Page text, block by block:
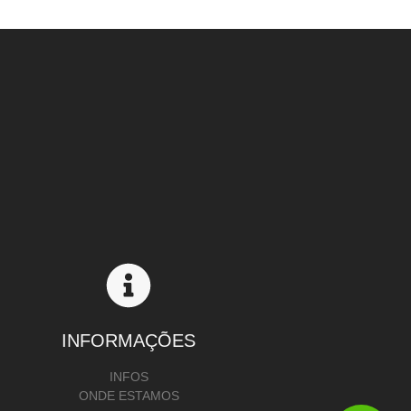
INFORMAÇÕES
INFOS
ONDE ESTAMOS